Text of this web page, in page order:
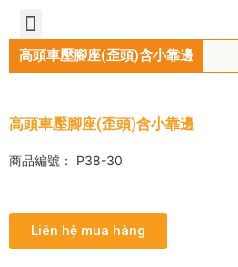
高頭車壓腳座(歪頭)含小靠邊
高頭車壓腳座(歪頭)含小靠邊
商品編號： P38-30
Liên hệ mua hàng